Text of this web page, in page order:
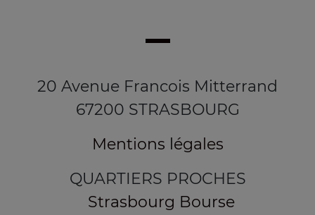
20 Avenue Francois Mitterrand
67200 STRASBOURG
Mentions légales
QUARTIERS PROCHES
Strasbourg Bourse